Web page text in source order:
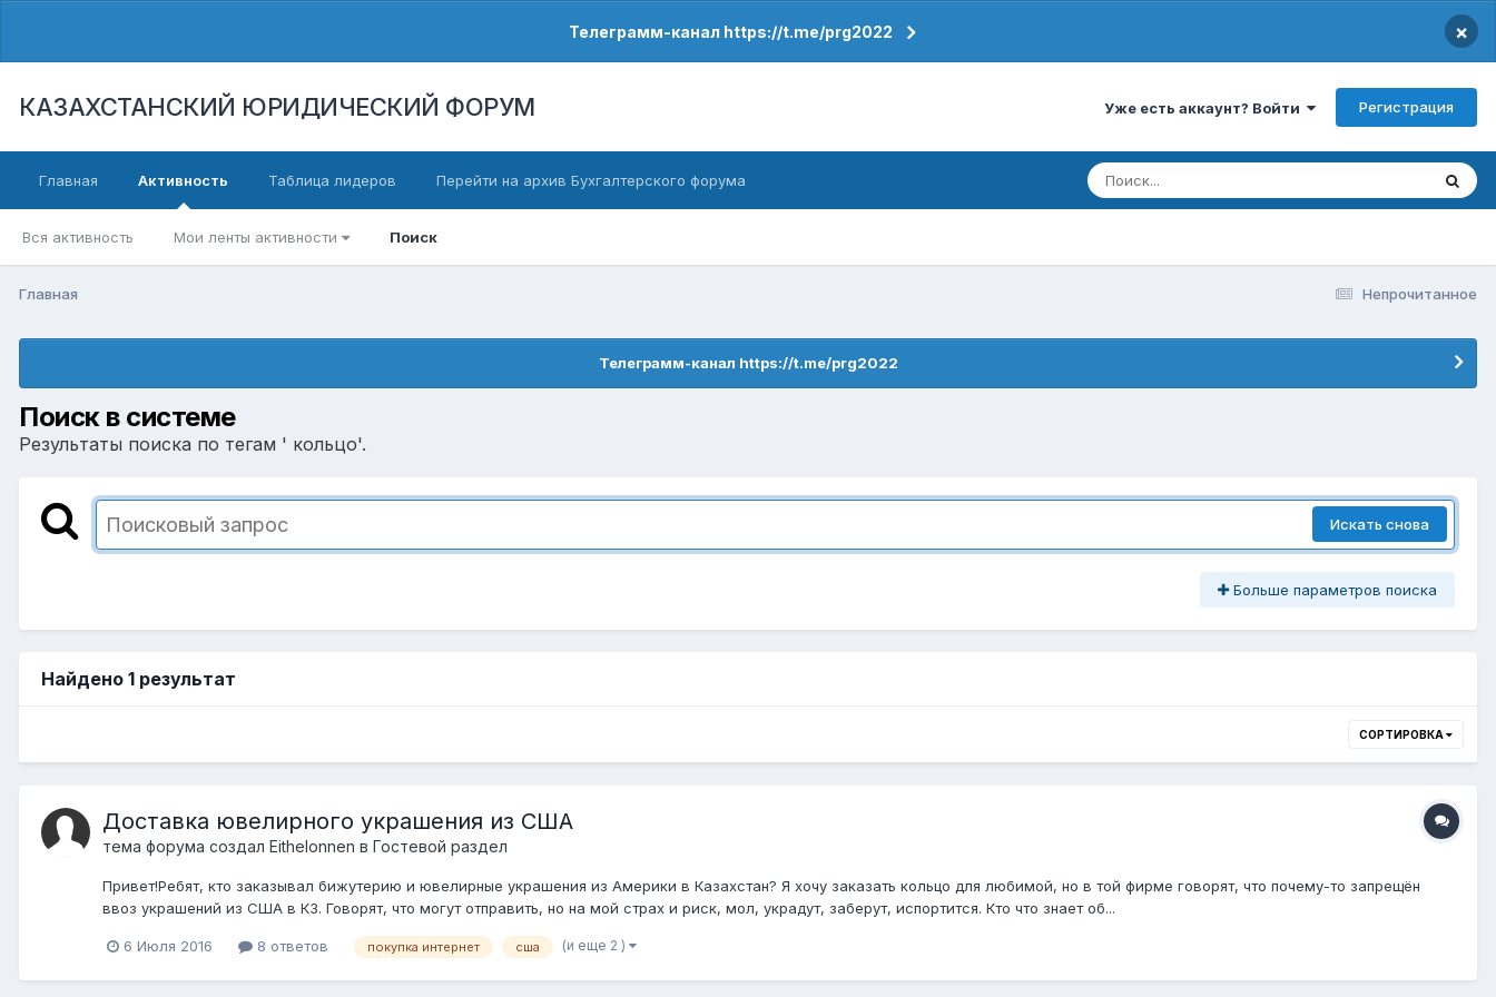
Телеграмм-канал https://t.me/prg2022 ×
КАЗАХСТАНСКИЙ ЮРИДИЧЕСКИЙ ФОРУМ Уже есть аккаунт? Войти Регистрация
Главная Активность
Вся активность Мои ленты активности Поиск
Таблица лидеров Перейти на архив Бухгалтерского форума
Непрочитанное
Главная
Телеграмм-канал https://t.me/prg2022
Поиск в системе
Результаты поиска по тегам ' кольцо'.
Искать снова
Больше параметров поиска
Найдено 1 результат
СОРТИРОВКА
Доставка ювелирного украшения из США
тема форума создал Eithelonnen в Гостевой раздел
Привет!Ребят, кто заказывал бижутерию и ювелирные украшения из Америки в Казахстан? Я хочу заказать кольцо для любимой, но в той фирме говорят, что почему-то запрещён
ввоз украшений из США в КЗ. Говорят, что могут отправить, но на мой страх и риск, мол, украдут, заберут, испортится. Кто что знает об...
6 Июля 2016 8 ответов покупка интернет сша (и еще 2 )